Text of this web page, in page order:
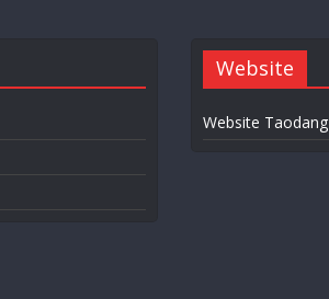
Website
Website Taodang